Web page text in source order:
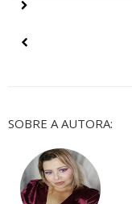
SOBRE A AUTORA: